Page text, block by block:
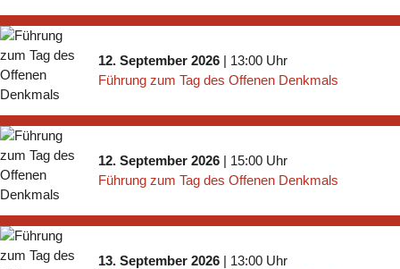
12. September 2026 | 13:00 Uhr
Führung zum Tag des Offenen Denkmals
12. September 2026 | 15:00 Uhr
Führung zum Tag des Offenen Denkmals
13. September 2026 | 13:00 Uhr